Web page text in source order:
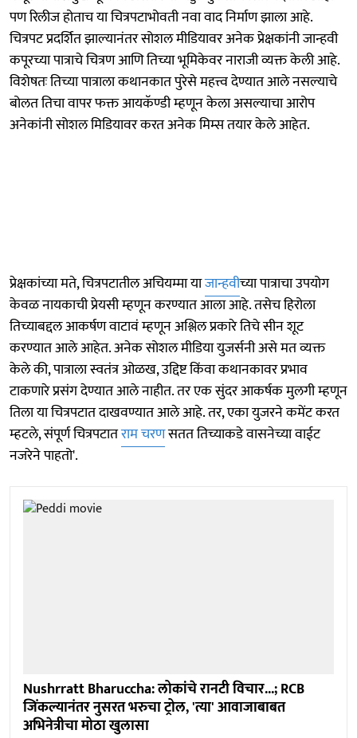
पण रिलीज होताच या चित्रपटाभोवती नवा वाद निर्माण झाला आहे.
चित्रपट प्रदर्शित झाल्यानंतर सोशल मीडियावर अनेक प्रेक्षकांनी जान्हवी
कपूरच्या पात्राचे चित्रण आणि तिच्या भूमिकेवर नाराजी व्यक्त केली आहे.
विशेषतः तिच्या पात्राला कथानकात पुरेसे महत्त्व देण्यात आले नसल्याचे
बोलत तिचा वापर फक्त आयकॅण्डी म्हणून केला असल्याचा आरोप
अनेकांनी सोशल मिडियावर करत अनेक मिम्स तयार केले आहेत.
प्रेक्षकांच्या मते, चित्रपटातील अचियम्मा याजान्हवीच्या पात्राचा उपयोग
केवळ नायकाची प्रेयसी म्हणून करण्यात आला आहे. तसेच हिरोला
तिच्याबद्दल आकर्षण वाटावं म्हणून अश्लिल प्रकारे तिचे सीन शूट
करण्यात आले आहेत. अनेक सोशल मीडिया युजर्सनी असे मत व्यक्त
केले की, पात्राला स्वतंत्र ओळख, उद्दिष्ट किंवा कथानकावर प्रभाव
टाकणारे प्रसंग देण्यात आले नाहीत. तर एक सुंदर आकर्षक मुलगी म्हणून
तिला या चित्रपटात दाखवण्यात आले आहे. तर, एका युजरने कमेंट करत
म्हटले, संपूर्ण चित्रपटातराम चरणसतत तिच्याकडे वासनेच्या वाईट
नजरेने पाहतो'.
Nushrratt Bharuccha: लोकांचे रानटी विचार...; RCB
जिंकल्यानंतर नुसरत भरुचा ट्रोल, 'त्या' आवाजाबाबत
अभिनेत्रीचा मोठा खुलासा